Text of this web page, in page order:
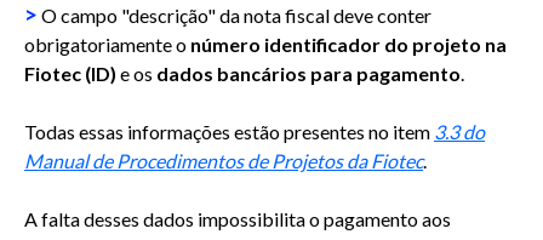
> O campo "descrição" da nota fiscal deve conter
obrigatoriamente o número identificador do projeto na
Fiotec (ID) e os dados bancários para pagamento.
Todas essas informações estão presentes no item 3.3 do
Manual de Procedimentos de Projetos da Fiotec.
A falta desses dados impossibilita o pagamento aos